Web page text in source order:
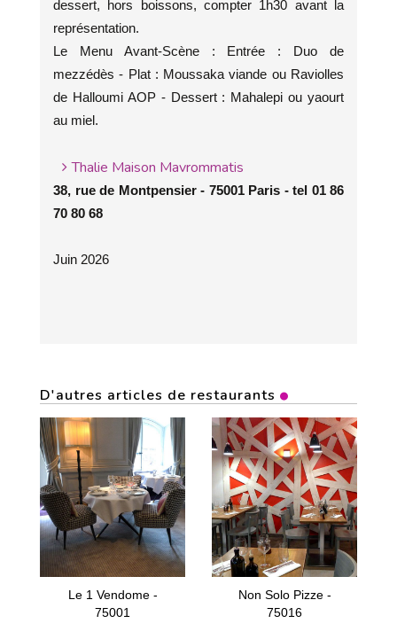
dessert, hors boissons, compter 1h30 avant la
représentation.
Le Menu Avant-Scène : Entrée : Duo de
mezzédès - Plat : Moussaka viande ou Raviolles
de Halloumi AOP - Dessert : Mahalepi ou yaourt
au miel.
Thalie Maison Mavrommatis
38, rue de Montpensier - 75001 Paris - tel 01 86
70 80 68
Juin 2026
D'autres articles de restaurants
Le 1 Vendome -
75001
Non Solo Pizze -
75016